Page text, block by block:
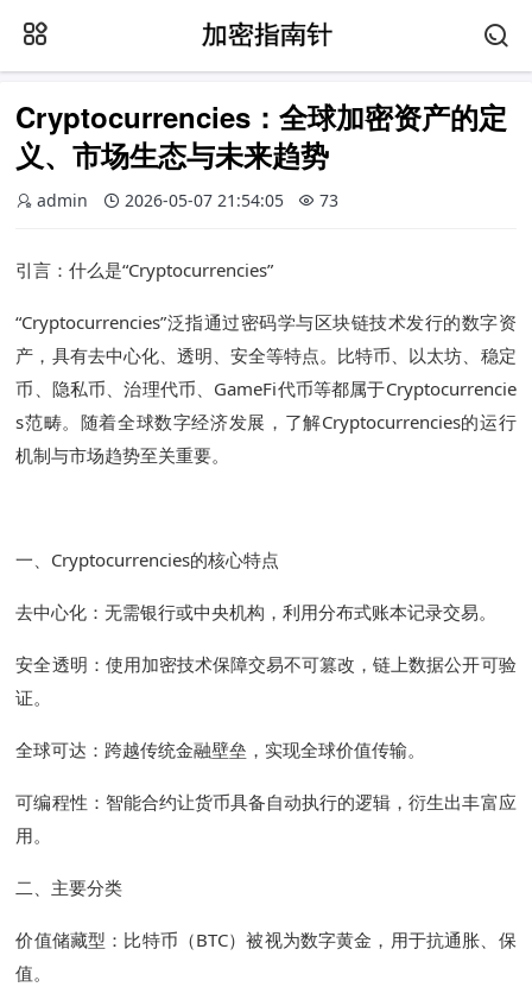
Cryptocurrencies：全球加密资产的定
义、市场生态与未来趋势
admin 2026-05-07 21:54:05 73
引言：什么是“Cryptocurrencies”
“Cryptocurrencies”泛指通过密码学与区块链技术发行的数字资
产，具有去中心化、透明、安全等特点。比特币、以太坊、稳定
币、隐私币、治理代币、GameFi代币等都属于Cryptocurrencie
s范畴。随着全球数字经济发展，了解Cryptocurrencies的运行
机制与市场趋势至关重要。
一、Cryptocurrencies的核心特点
去中心化：无需银行或中央机构，利用分布式账本记录交易。
安全透明：使用加密技术保障交易不可篡改，链上数据公开可验
证。
全球可达：跨越传统金融壁垒，实现全球价值传输。
可编程性：智能合约让货币具备自动执行的逻辑，衍生出丰富应
用。
二、主要分类
价值储藏型：比特币（BTC）被视为数字黄金，用于抗通胀、保
值。